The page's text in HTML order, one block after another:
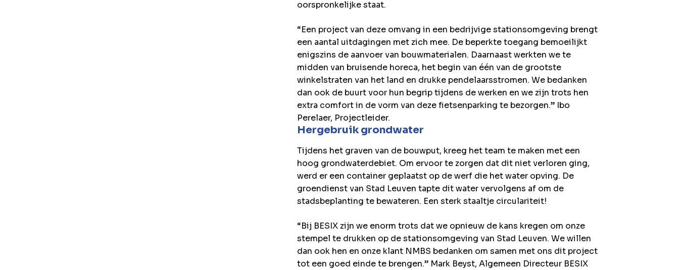
oorspronkelijke staat.
“Een project van deze omvang in een bedrijvige stationsomgeving brengt
een aantal uitdagingen met zich mee. De beperkte toegang bemoeilijkt
enigszins de aanvoer van bouwmaterialen. Daarnaast werkten we te
midden van bruisende horeca, het begin van één van de grootste
winkelstraten van het land en drukke pendelaarsstromen. We bedanken
dan ook de buurt voor hun begrip tijdens de werken en we zijn trots hen
extra comfort in de vorm van deze fietsenparking te bezorgen.” Ibo
Perelaer, Projectleider.
Hergebruik grondwater
Tijdens het graven van de bouwput, kreeg het team te maken met een
hoog grondwaterdebiet. Om ervoor te zorgen dat dit niet verloren ging,
werd er een container geplaatst op de werf die het water opving. De
groendienst van Stad Leuven tapte dit water vervolgens af om de
stadsbeplanting te bewateren. Een sterk staaltje circulariteit!
“Bij BESIX zijn we enorm trots dat we opnieuw de kans kregen om onze
stempel te drukken op de stationsomgeving van Stad Leuven. We willen
dan ook hen en onze klant NMBS bedanken om samen met ons dit project
tot een goed einde te brengen.” Mark Beyst, Algemeen Directeur BESIX